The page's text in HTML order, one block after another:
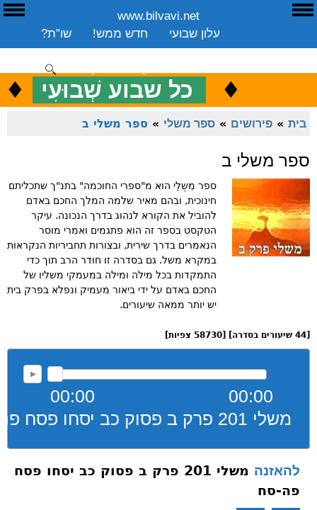
www.bilvavi.net
שו”ת?
חדש ממש!
עלון שבועי
שיעורים שבועי
ספרים
ארכיון
סקירה כללית
ENGLISH ♦ כל שבוע שְׁבוּעִי ♦
בית » פירושים » ספר משלי » ספר משלי ב
ספר משלי ב
ספר מִשְלֵי הוא מ"ספרי החוכמה" בתנ"ך שתכליתם
חינוכית, ובהם מאיר שלמה המלך החכם באדם
להוביל את הקורא לנהוג בדרך הנכונה. עיקר
הטקסט בספר זה הוא פתגמים ואמרי מוסר
הנאמרים בדרך שירית, ובצורות תחביריות הנקראות
במקרא משל. גם בסדרה זו חודר הרב תוך כדי
התמקדות בכל מילה ומילה במעמקי משליו של
החכם באדם על ידי ביאור מעמיק ונפלא בפרק בית
יש יותר ממאה שיעורים.
00:00
00:00
משלי 201 פרק ב פסוק כב יסחו פסח פה-סח
להאזנה
משלי 201 פרק ב פסוק כב יסחו פסח
פה-סח